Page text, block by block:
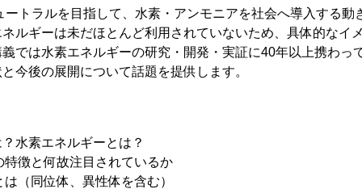
ートラルを目指して、水素・アンモニアを社会へ導入する動
ルギーは未だほとんど利用されていないため、具体的なイ
では水素エネルギーの研究・開発・実証に40年以上携わっ
今後の展開について話題を提供します。
水素エネルギーとは？
徴と何故注目されているか
（同位体、異性体を含む）